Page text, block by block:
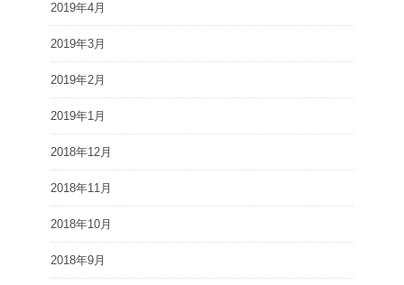
2019年4月
2019年3月
2019年2月
2019年1月
2018年12月
2018年11月
2018年10月
2018年9月